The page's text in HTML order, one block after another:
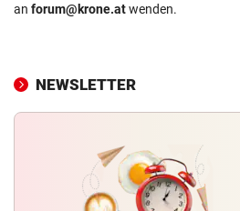
an forum@krone.atwenden.
NEWSLETTER